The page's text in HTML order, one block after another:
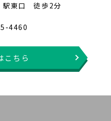
駅東口 徒歩2分
4460
こちら